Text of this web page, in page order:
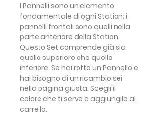
I Pannelli sono un elemento
fondamentale di ogni Station; i
pannelli frontali sono quelli nella
parte anteriore della Station.
Questo Set comprende già sia
quello superiore che quello
inferiore. Se hai rotto un Pannello e
hai bisogno di un ricambio sei
nella pagina giusta. Scegli il
colore che ti serve e aggiungilo al
carrello.